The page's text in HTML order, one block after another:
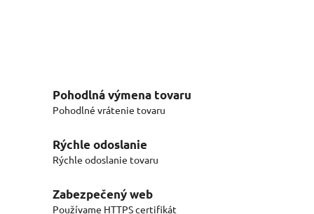
Pohodlná výmena tovaru
Pohodlné vrátenie tovaru
Rýchle odoslanie
Rýchle odoslanie tovaru
Zabezpečený web
Používame HTTPS certifikát